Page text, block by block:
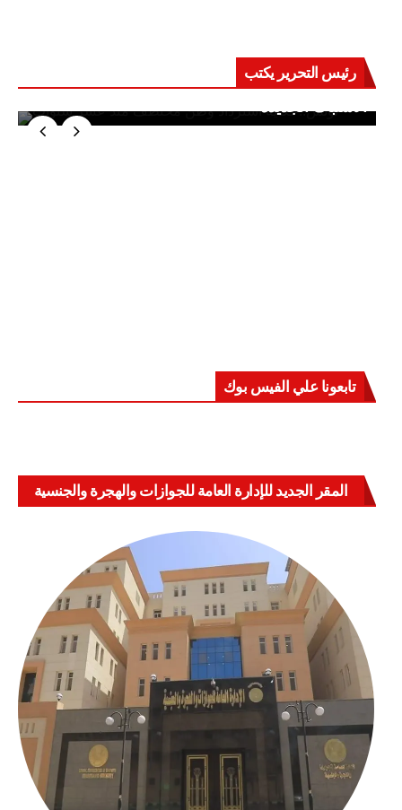
رئيس التحرير يكتب
حرب على العقول.. حادثة دمياط تكشف قواعد
الاشتباك الجديدة
تابعونا علي الفيس بوك
المقر الجديد للإدارة العامة للجوازات والهجرة والجنسية